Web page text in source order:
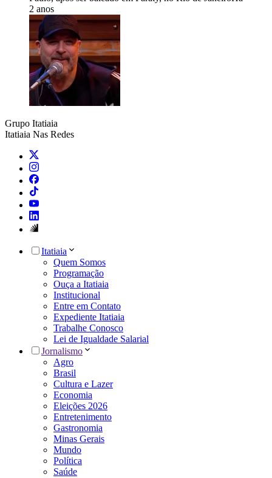
2 anos
Grupo Itatiaia
Itatiaia Nas Redes
Itatiaia
Quem Somos
Programação
Ouça a Itatiaia
Institucional
Entre em Contato
Expediente Itatiaia
Trabalhe Conosco
Lei de Igualdade Salarial
Jornalismo
Agro
Brasil
Cultura e Lazer
Economia
Eleições 2026
Entretenimento
Gastronomia
Minas Gerais
Mundo
Política
Saúde